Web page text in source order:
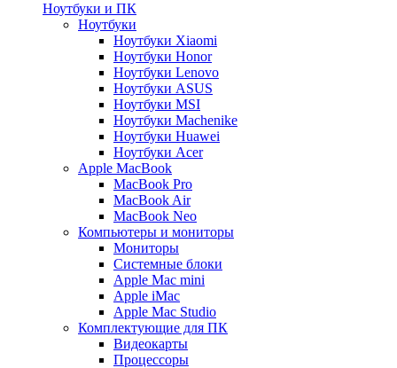
Ноутбуки и ПК
Ноутбуки
Ноутбуки Xiaomi
Ноутбуки Honor
Ноутбуки Lenovo
Ноутбуки ASUS
Ноутбуки MSI
Ноутбуки Machenike
Ноутбуки Huawei
Ноутбуки Acer
Apple MacBook
MacBook Pro
MacBook Air
MacBook Neo
Компьютеры и мониторы
Мониторы
Системные блоки
Apple Mac mini
Apple iMac
Apple Mac Studio
Комплектующие для ПК
Видеокарты
Процессоры